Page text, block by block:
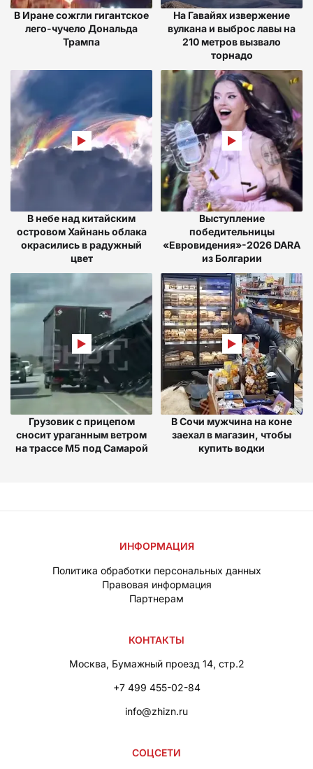
В Иране сожгли гигантское
лего-чучело Дональда
Трампа
На Гавайях извержение
вулкана и выброс лавы на
210 метров вызвало
торнадо
В небе над китайским
островом Хайнань облака
окрасились в радужный
цвет
Выступление
победительницы
«Евровидения»-2026 DARA
из Болгарии
Грузовик с прицепом
сносит ураганным ветром
на трассе М5 под Самарой
В Сочи мужчина на коне
заехал в магазин, чтобы
купить водки
ИНФОРМАЦИЯ
Политика обработки персональных данных
Правовая информация
Партнерам
КОНТАКТЫ
Москва, Бумажный проезд 14, стр.2
+7 499 455-02-84
info@zhizn.ru
СОЦСЕТИ